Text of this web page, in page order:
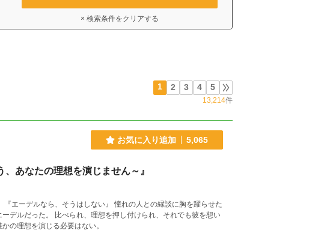
× 検索条件をクリアする
1 2 3 4 5
13,214件
お気に入り追加 5,065
あなたの理想を演じません～』
デルだった。 比べられ、理想を押し付けられ、それでも彼を想い
の理想を演じる必要はない。